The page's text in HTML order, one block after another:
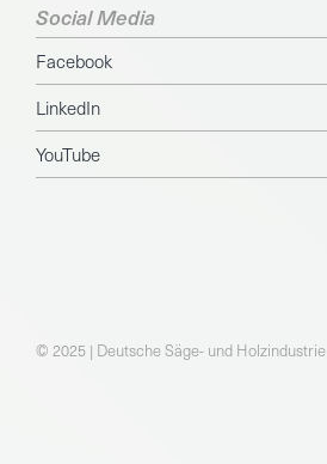
Social Media
Facebook
LinkedIn
YouTube
© 2025 | Deutsche Säge- und Holzindustrie